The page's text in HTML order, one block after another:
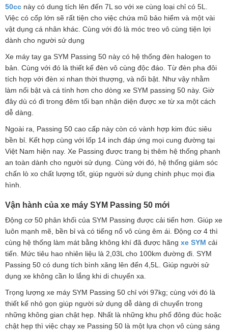
50cc này có dung tích lên đến 7L so với xe cùng loại chỉ có 5L.
Việc có cốp lớn sẽ rất tiện cho việc chứa mũ bảo hiểm và một vài
vật dụng cá nhân khác. Cùng với đó là móc treo vô cùng tiện lợi
dành cho người sử dụng
Xe máy tay ga SYM Passing 50 này có hệ thống đèn halogen to
bản. Cùng với đó là thiết kế đèn vô cùng độc đáo. Từ đèn pha đôi
tích hợp với đèn xi nhan thời thượng, và nổi bật. Như vậy nhằm
làm nổi bật và cá tính hơn cho dòng xe SYM passing 50 này. Giờ
đây dù có đi trong đêm tối bạn nhận diện được xe từ xa một cách
dễ dàng.
Ngoài ra, Passing 50 cao cấp này còn có vành hợp kim đúc siêu
bền bỉ. Kết hợp cùng với lốp 14 inch đáp ứng mọi cung đường tại
Việt Nam hiện nay. Xe Passing được trang bị thêm hệ thống phanh
an toàn dành cho người sử dụng. Cùng với đó, hệ thống giảm sóc
chấn lò xo chất lượng tốt, giúp người sử dụng chinh phục mọi địa
hình.
Vận hành của xe máy SYM Passing 50 mới
Động cơ 50 phân khối của SYM Passing được cải tiến hơn. Giúp xe
luôn mạnh mẽ, bền bỉ và có tiếng nổ vô cùng êm ái. Động cơ 4 thì
cùng hệ thống làm mát bằng không khí đã được hãng xe SYM cải
tiến. Mức tiêu hao nhiên liệu là 2,03L cho 100km đường đi. SYM
Passing 50 có dung tích bình xăng lên đến 4,5L. Giúp người sử
dụng xe không cần lo lắng khi di chuyển xa.
Trọng lượng xe máy SYM Passing 50 chỉ với 97kg; cùng với đó là
thiết kế nhỏ gọn giúp người sử dụng dễ dàng di chuyển trong
những không gian chật hẹp. Nhất là những khu phố đông đúc hoặc
chật hẹp thì việc chạy xe Passing 50 là một lựa chọn vô cùng sáng